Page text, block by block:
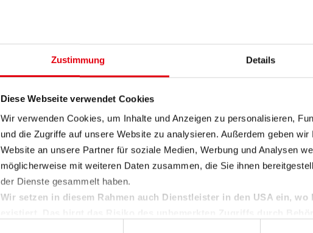
Zustimmung Details
Diese Webseite verwendet Cookies
Wir verwenden Cookies, um Inhalte und Anzeigen zu personalisieren,
und die Zugriffe auf unsere Website zu analysieren. Außerdem geben
Website an unsere Partner für soziale Medien, Werbung und Analysen
möglicherweise mit weiteren Daten zusammen, die Sie ihnen
der Dienste gesammelt haben.
Wir setzen in diesem Rahmen auch Dienstleister in den USA ein,